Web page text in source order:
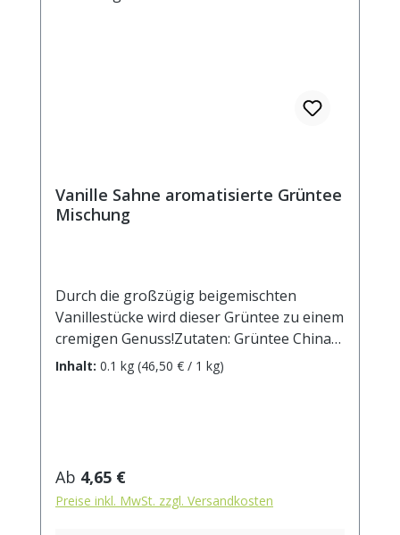
Vanille Sahne aromatisierte Grüntee
Mischung
Durch die großzügig beigemischten
Vanillestücke wird dieser Grüntee zu einem
cremigen Genuss!Zutaten: Grüntee China
Sencha, Aroma, Vanillestücke. Zubereitung:
Inhalt: 0.1 kg (46,50 € / 1 kg)
Regulärer Preis:
Ab 4,65 €
Preise inkl. MwSt. zzgl. Versandkosten